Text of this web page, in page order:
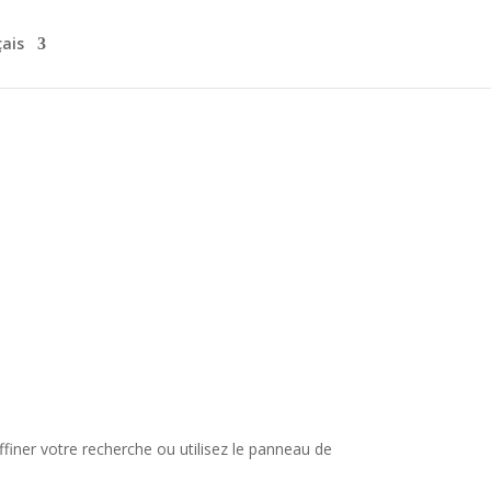
votre recherche ou utilisez le panneau de